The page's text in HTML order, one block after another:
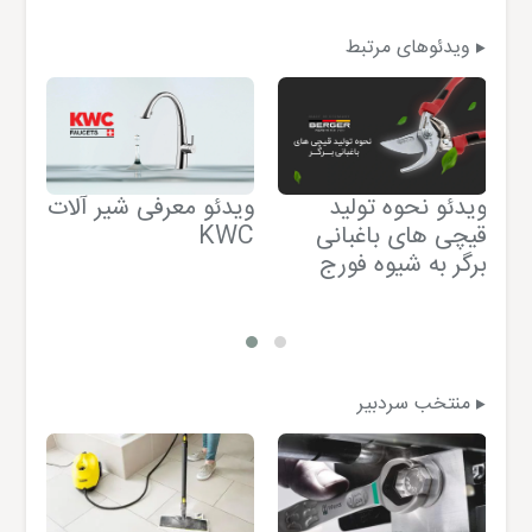
ویدئوهای مرتبط
ویدئو معرفی شیر آلات
KWC
ویدئو نحوه تولید
قیچی های باغبانی
برگر به شیوه فورج
منتخب سردبیر